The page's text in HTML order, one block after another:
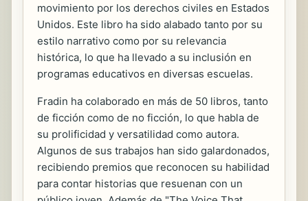
movimiento por los derechos civiles en Estados
Unidos. Este libro ha sido alabado tanto por su
estilo narrativo como por su relevancia
histórica, lo que ha llevado a su inclusión en
programas educativos en diversas escuelas.
Fradin ha colaborado en más de 50 libros, tanto
de ficción como de no ficción, lo que habla de
su prolificidad y versatilidad como autora.
Algunos de sus trabajos han sido galardonados,
recibiendo premios que reconocen su habilidad
para contar historias que resuenan con un